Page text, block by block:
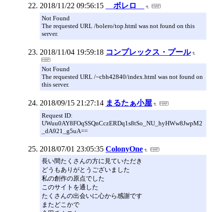
2018/11/22 09:56:15 ボレロ
Not Found
The requested URL /bolero/top.html was not found on this
server.
2018/11/04 19:59:18 コンプレックス・プール
Not Found
The requested URL /~cbh42840/index.html was not found on
this server.
2018/09/15 21:27:14 まるたぁ小屋
Request ID:
UWuu0AY8FOqSSQnCczERDq1s8tSo_NU_hyHWw8JwpM2
_dA921_g5uA==
2018/07/01 23:05:35 ColonyOne
長い間たくさんの方に見ていただき
どうもありがとうございました
私の創作の原点でした
このサイトを通した
たくさんの出会いに心から感謝です
またどこかで